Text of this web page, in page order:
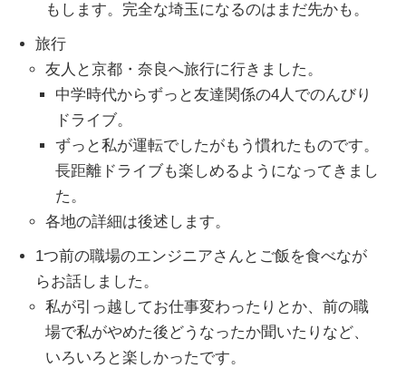
もします。完全な埼玉になるのはまだ先かも。
旅行
友人と京都・奈良へ旅行に行きました。
中学時代からずっと友達関係の4人でのんびり
ドライブ。
ずっと私が運転でしたがもう慣れたものです。
長距離ドライブも楽しめるようになってきまし
た。
各地の詳細は後述します。
1つ前の職場のエンジニアさんとご飯を食べなが
らお話しました。
私が引っ越してお仕事変わったりとか、前の職
場で私がやめた後どうなったか聞いたりなど、
いろいろと楽しかったです。